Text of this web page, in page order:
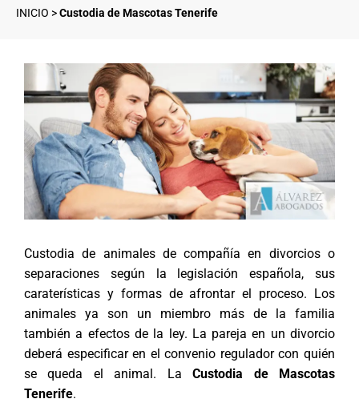
INICIO >Custodia de Mascotas Tenerife
Custodia de animales de compañía en divorcios o
separaciones según la legislación española, sus
caraterísticas y formas de afrontar el proceso. Los
animales ya son un miembro más de la familia
también a efectos de la ley. La pareja en un divorcio
deberá especificar en el convenio regulador con quién
se queda el animal. LaCustodia de Mascotas
Tenerife.